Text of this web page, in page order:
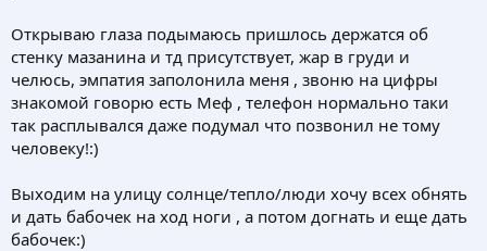
Открываю глаза подымаюсь пришлось держатся об
стенку мазанина и тд присутствует, жар в груди и
челюсь, эмпатия заполонила меня , звоню на цифры
знакомой говорю есть Меф , телефон нормально таки
так расплывался даже подумал что позвонил не тому
человеку!:)
Выходим на улицу солнце/тепло/люди хочу всех обнять
и дать бабочек на ход ноги , а потом догнать и еще дать
бабочек:)